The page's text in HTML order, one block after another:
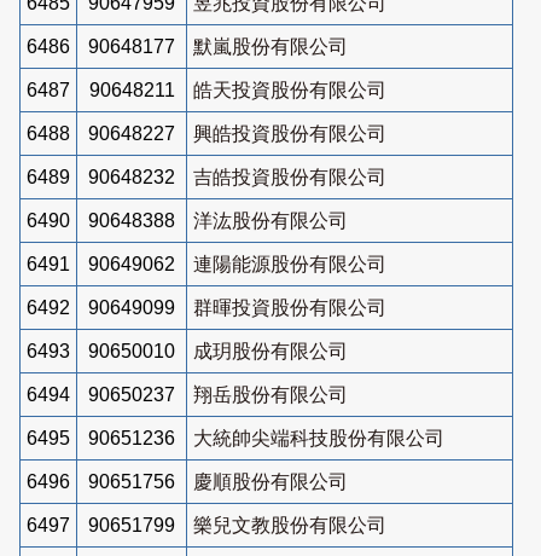
6486 90648177 默嵐股份有限公司
6487 90648211 皓天投資股份有限公司
6488 90648227 興皓投資股份有限公司
6489 90648232 吉皓投資股份有限公司
6490 90648388 洋汯股份有限公司
6491 90649062 連陽能源股份有限公司
6492 90649099 群暉投資股份有限公司
6493 90650010 成玥股份有限公司
6494 90650237 翔岳股份有限公司
6495 90651236 大統帥尖端科技股份有限公司
6496 90651756 慶順股份有限公司
6497 90651799 樂兒文教股份有限公司